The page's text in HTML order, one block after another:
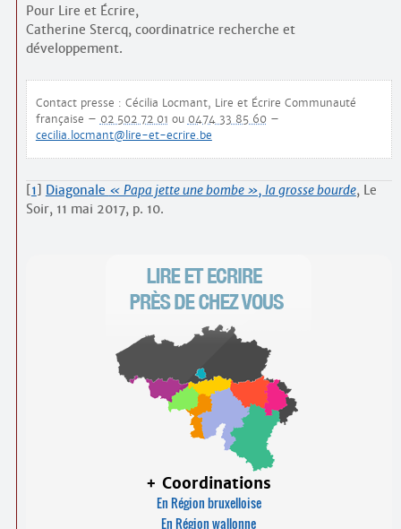
Pour Lire et Écrire,
Catherine Stercq, coordinatrice recherche et
développement.
Contact presse : Cécilia Locmant, Lire et Écrire Communauté
française – 02 502 72 01 ou 0474 33 85 60–
cecilia.locmant@lire-et-ecrire.be
[1] Diagonale « Papa jette une bombe », la grosse bourde, Le
Soir, 11 mai 2017, p. 10.
+ Coordinations
En Région bruxelloise
En Région wallonne